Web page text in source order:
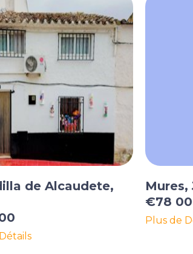
de Alcaudete,
Mures,
€78
Plus de